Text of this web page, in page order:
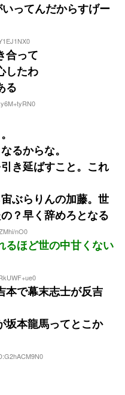
ってんだからすげー
合って
したわ
る
るからな。
き延ばすこと。これ
ぶらりんの加藤。世
？早く辞めろとなる
nO0
るほど世の中甘くない
本で幕末志士が反吉
坂本龍馬ってとこか